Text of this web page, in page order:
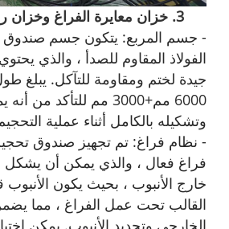
3. خزان معايرة الفراغ وخزان رش الماء
- جسم المربع: يتكون جسم صندوق
الفولاذ المقاوم للصدأ ، والذي
جيدة لختم ومقاومة للتآكل. يبلغ
6000 مم+3000 مم للتأكد
وتشكيله بالكامل أثناء عملية
- نظام فراغ: تم تجهيز صندوق
فراغ فعال ، والذي يمكن أن يشكل
خارج الأنبوب ، بحيث يكون
القالب تحت عمل الفراغ ، مما